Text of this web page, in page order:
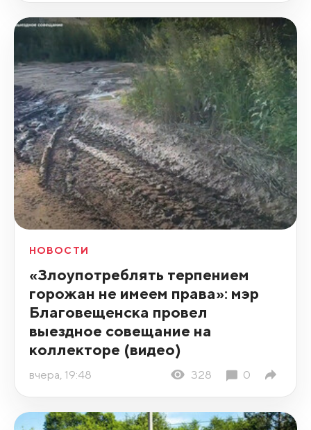
НОВОСТИ
«Злоупотреблять терпением
горожан не имеем права»: мэр
Благовещенска провел
выездное совещание на
коллекторе (видео)
вчера, 19:48 328 0